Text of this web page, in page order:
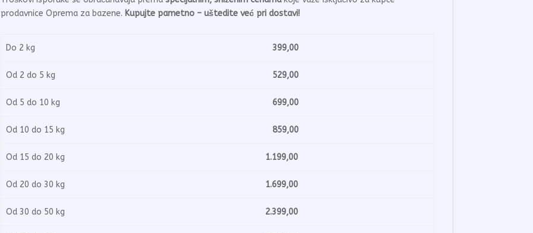
prodavnice Oprema za bazene. Kupujte pametno – uštedite već pri dostavi!
Do 2 kg 399,00
Od 2 do 5 kg 529,00
Od 5 do 10 kg 699,00
Od 10 do 15 kg 859,00
Od 15 do 20 kg 1.199,00
Od 20 do 30 kg 1.699,00
Od 30 do 50 kg 2.399,00